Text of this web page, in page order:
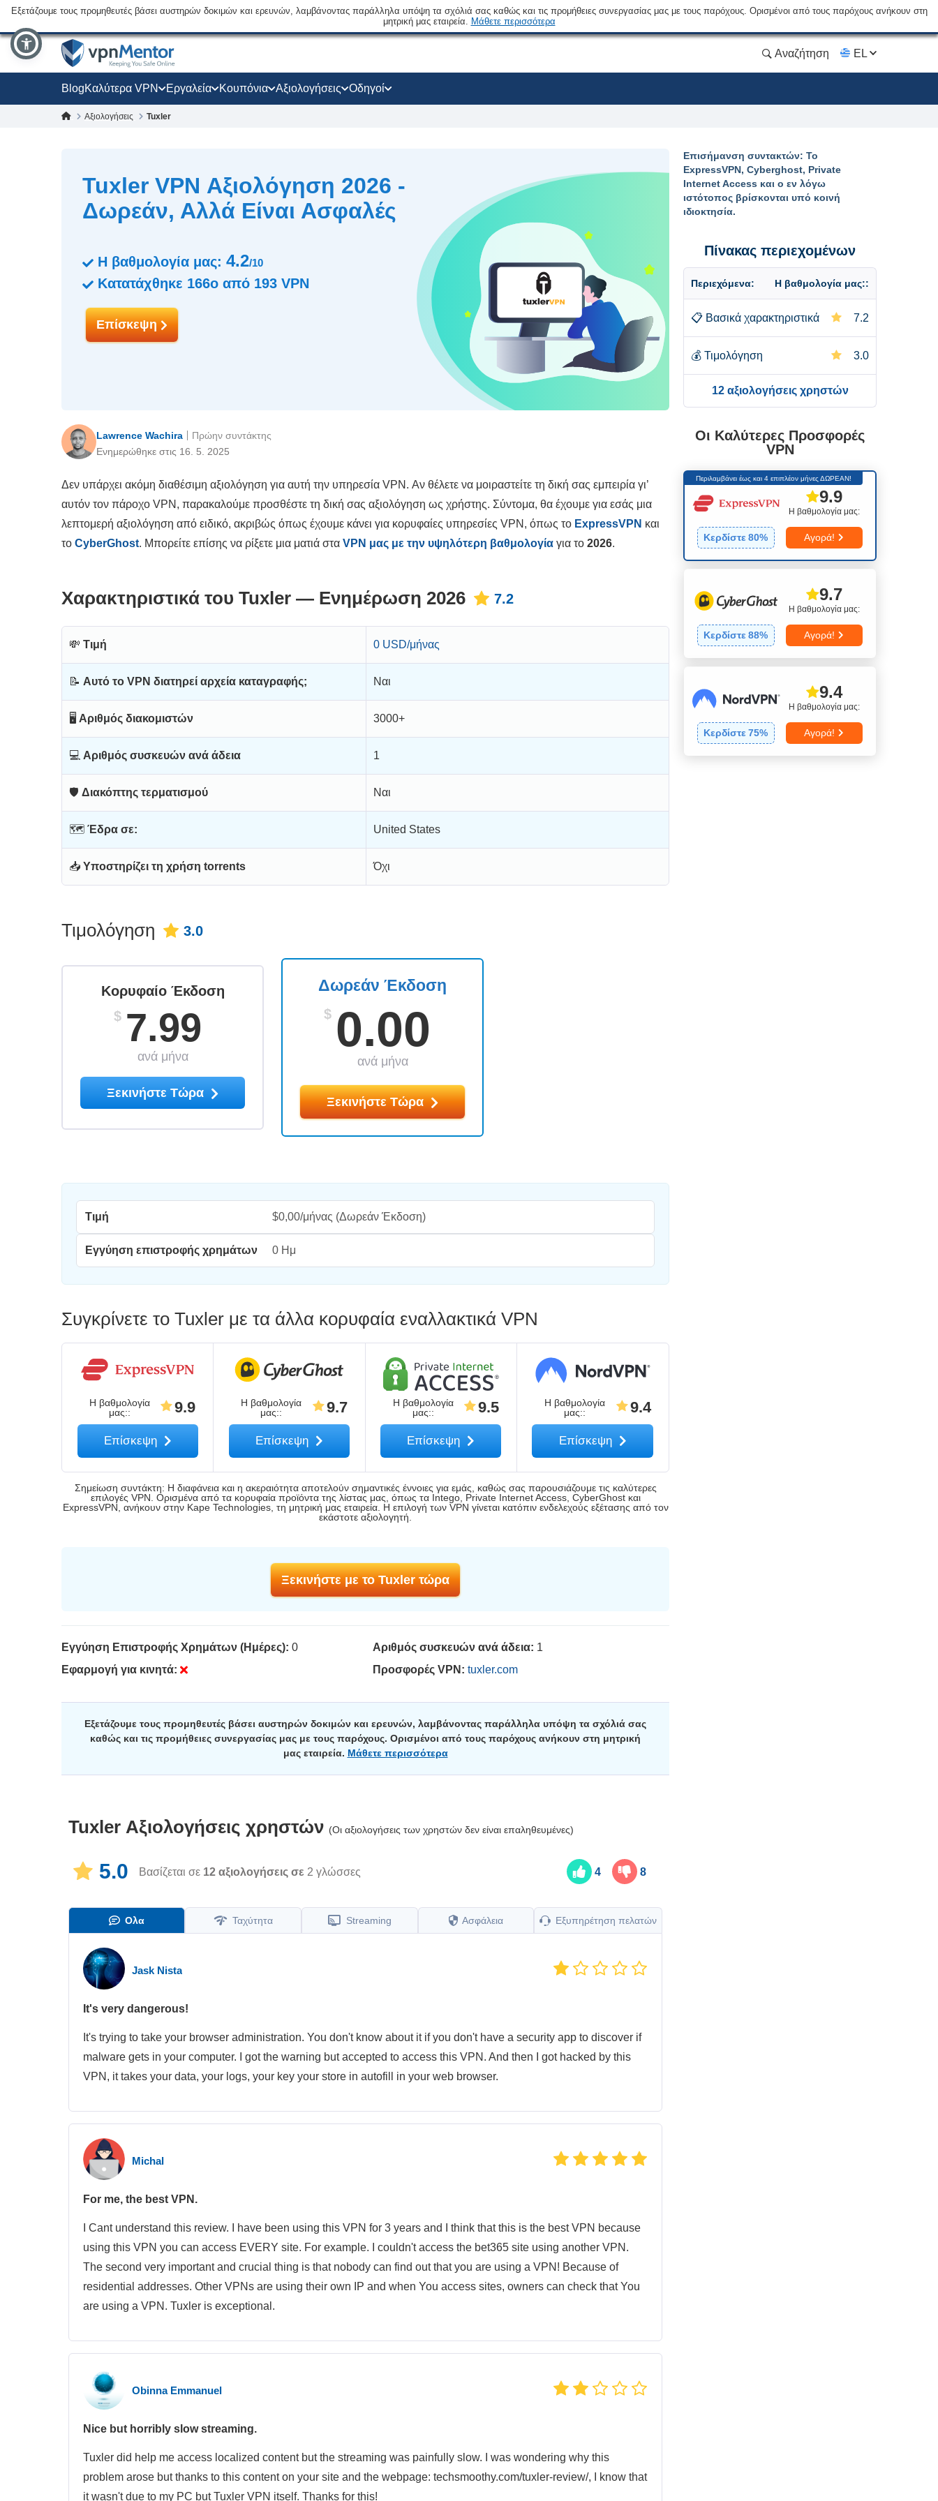
Εξετάζουμε τους προμηθευτές βάσει αυστηρών δοκιμών και ερευνών, λαμβάνοντας παράλληλα υπόψη τα σχόλιά σας καθώς και τις προμήθειες συνεργασίας μας με τους παρόχους. Ορισμένοι από τους παρόχους ανήκουν στη
μητρική μας εταιρεία. Μάθετε περισσότερα
Αναζήτηση EL
BlogΚαλύτερα VPN Εργαλεία Κουπόνια Αξιολογήσεις Οδηγοί
Αξιολογήσεις Tuxler
Tuxler VPN Αξιολόγηση 2026 -
Δωρεάν, Αλλά Είναι Ασφαλές
Η βαθμολογία μας: 4.2/10
Κατατάχθηκε 166ο από 193 VPN
Επίσκεψη
Lawrence Wachira
Ενημερώθηκε στις 16. 5. 2025
Πρώην συντάκτης
Δεν υπάρχει ακόμη διαθέσιμη αξιολόγηση για αυτή την υπηρεσία VPN. Αν θέλετε να μοιραστείτε τη δική σας εμπειρία γι’
αυτόν τον πάροχο VPN, παρακαλούμε προσθέστε τη δική σας αξιολόγηση ως χρήστης. Σύντομα, θα έχουμε για εσάς μια
λεπτομερή αξιολόγηση από ειδικό, ακριβώς όπως έχουμε κάνει για κορυφαίες υπηρεσίες VPN, όπως το ExpressVPN και
το CyberGhost. Μπορείτε επίσης να ρίξετε μια ματιά στα VPN μας με την υψηλότερη βαθμολογία για το 2026.
Χαρακτηριστικά του Tuxler — Ενημέρωση 2026 7.2
💸 Τιμή 0 USD/μήνας
📝 Αυτό το VPN διατηρεί αρχεία καταγραφής; Ναι
🖥 Αριθμός διακομιστών 3000+
💻 Αριθμός συσκευών ανά άδεια 1
🛡 Διακόπτης τερματισμού Ναι
🗺 Έδρα σε: United States
📥 Υποστηρίζει τη χρήση torrents Όχι
Τιμολόγηση 3.0
Δωρεάν Έκδοση
$ 0.00
ανά μήνα
Ξεκινήστε Τώρα
Κορυφαίο Έκδοση
$ 7.99
ανά μήνα
Ξεκινήστε Τώρα
Τιμή $0,00/μήνας (Δωρεάν Έκδοση)
Εγγύηση επιστροφής χρημάτων 0 Ημ
Συγκρίνετε το Tuxler με τα άλλα κορυφαία εναλλακτικά VPN
Η βαθμολογία
μας:: 9.9
Επίσκεψη
Η βαθμολογία
μας:: 9.7
Επίσκεψη
Η βαθμολογία
μας:: 9.5
Επίσκεψη
Η βαθμολογία
μας:: 9.4
Επίσκεψη
Σημείωση συντάκτη: Η διαφάνεια και η ακεραιότητα αποτελούν σημαντικές έννοιες για εμάς, καθώς σας παρουσιάζουμε τις καλύτερες
επιλογές VPN. Ορισμένα από τα κορυφαία προϊόντα της λίστας μας, όπως τα Intego, Private Internet Access, CyberGhost και
ExpressVPN, ανήκουν στην Kape Technologies, τη μητρική μας εταιρεία. Η επιλογή των VPN γίνεται κατόπιν ενδελεχούς εξέτασης από τον
εκάστοτε αξιολογητή.
Ξεκινήστε με το Tuxler τώρα
Εγγύηση Επιστροφής Χρημάτων (Ημέρες): 0
Εφαρμογή για κινητά:
Αριθμός συσκευών ανά άδεια: 1
Προσφορές VPN: tuxler.com
Εξετάζουμε τους προμηθευτές βάσει αυστηρών δοκιμών και ερευνών, λαμβάνοντας παράλληλα υπόψη τα σχόλιά σας
καθώς και τις προμήθειες συνεργασίας μας με τους παρόχους. Ορισμένοι από τους παρόχους ανήκουν στη μητρική
μας εταιρεία. Μάθετε περισσότερα
Tuxler Αξιολογήσεις χρηστών (Οι αξιολογήσεις των χρηστών δεν είναι επαληθευμένες)
5.0 Βασίζεται σε 12 αξιολογήσεις σε 2 γλώσσες 4 8
Ολα Ταχύτητα Streaming Ασφάλεια Εξυπηρέτηση πελατών
Jask Nista
It's very dangerous!
It's trying to take your browser administration. You don't know about it if you don't have a security app to discover if
malware gets in your computer. I got the warning but accepted to access this VPN. And then I got hacked by this
VPN, it takes your data, your logs, your key your store in autofill in your web browser.
Michal
For me, the best VPN.
I Cant understand this review. I have been using this VPN for 3 years and I think that this is the best VPN because
using this VPN you can access EVERY site. For example. I couldn't access the bet365 site using another VPN.
The second very important and crucial thing is that nobody can find out that you are using a VPN! Because of
residential addresses. Other VPNs are using their own IP and when You access sites, owners can check that You
are using a VPN. Tuxler is exceptional.
Obinna Emmanuel
Nice but horribly slow streaming.
Tuxler did help me access localized content but the streaming was painfully slow. I was wondering why this
problem arose but thanks to this content on your site and the webpage: techsmoothy.com/tuxler-review/, I know that
it wasn't due to my PC but Tuxler VPN itself. Thanks for this!
Επισήμανση συντακτών: Το
ExpressVPN, Cyberghost, Private
Internet Access και ο εν λόγω
ιστότοπος βρίσκονται υπό κοινή
ιδιοκτησία.
Πίνακας περιεχομένων
Περιεχόμενα: Η βαθμολογία μας::
📋 Βασικά χαρακτηριστικά 7.2
💰 Τιμολόγηση 3.0
12 αξιολογήσεις χρηστών
Οι Καλύτερες Προσφορές
VPN
Περιλαμβάνει έως και 4 επιπλέον μήνες ΔΩΡΕΑΝ!
Η βαθμολογία μας:
9.9
Κερδίστε 80% Αγορά!
Η βαθμολογία μας:
9.7
Κερδίστε 88% Αγορά!
Η βαθμολογία μας:
9.4
Κερδίστε 75% Αγορά!